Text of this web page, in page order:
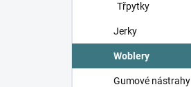
Třpytky
Jerky
Woblery
Gumové nástrahy